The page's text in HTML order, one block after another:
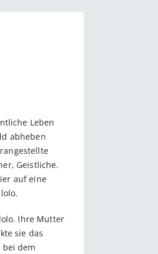
Leben
abheben
Geistliche.
auf eine
Ihre Mutter
sie das
bei dem